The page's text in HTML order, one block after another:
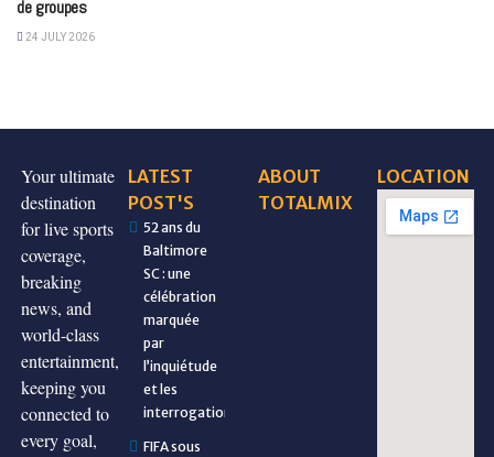
de groupes
24 JULY 2026
Your ultimate
destination
for live sports
coverage,
breaking
news, and
world-class
entertainment,
keeping you
connected to
every goal,
LATEST
POST'S
52 ans du
Baltimore
SC : une
célébration
marquée
par
l’inquiétude
et les
interrogations
FIFA sous
ABOUT
TOTALMIX
LOCATION